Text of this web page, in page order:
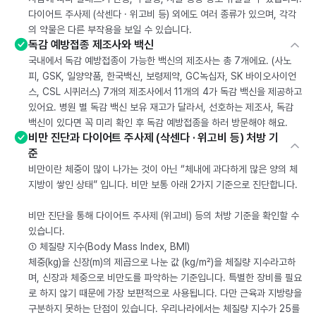
다이어트 주사제 (삭센다 · 위고비 등) 외에도 여러 종류가 있으며, 각각
의 약물은 다른 부작용을 보일 수 있습니다.
독감 예방접종 제조사와 백신
국내에서 독감 예방접종이 가능한 백신의 제조사는 총 7개에요. (사노
피, GSK, 일양약품, 한국백신, 보령제약, GC녹십자, SK 바이오사이언
스, CSL 시퀴러스) 7개의 제조사에서 11개의 4가 독감 백신을 제공하고
있어요. 병원 별 독감 백신 보유 재고가 달라서, 선호하는 제조사, 독감
백신이 있다면 꼭 미리 확인 후 독감 예방접종을 하러 방문해야 해요.
비만 진단과 다이어트 주사제 (삭센다 · 위고비 등) 처방 기
준
비만이란 체중이 많이 나가는 것이 아닌 “체내에 과다하게 많은 양의 체
지방이 쌓인 상태” 입니다. 비만 보통 아래 2가지 기준으로 진단합니다.
비만 진단을 통해 다이어트 주사제 (위고비) 등의 처방 기준을 확인할 수
있습니다.
① 체질량 지수(Body Mass Index, BMI)
체중(kg)을 신장(m)의 제곱으로 나눈 값 (kg/m²)을 체질량 지수라고하
며, 신장과 체중으로 비만도를 파악하는 기준입니다. 특별한 장비를 필요
로 하지 않기 때문에 가장 보편적으로 사용됩니다. 다만 근육과 지방량을
구분하지 못하는 단점이 있습니다. 우리나라에서는 체질량 지수가 25를